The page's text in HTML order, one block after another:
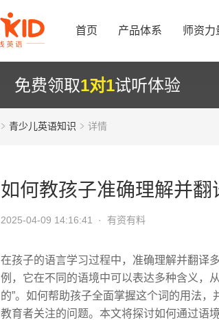
首页 产品体系 师资力
免费领取1对1试听体验
青少儿英语知识 详情
如何教孩子准确理解并翻
2025-04-09 14:16:41 · 有资有料
在孩子的语言学习过程中，准确理解并翻译
例，它在不同的语境中可以表达多种含义，从
的”。如何帮助孩子全面掌握这个词的用法
教育者关注的问题。本文将探讨如何通过语